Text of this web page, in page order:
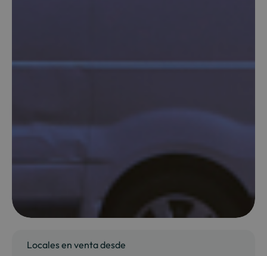
Locales en venta desde